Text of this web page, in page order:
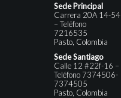
Sede Principal
Carrera 20A 14-54
– Teléfono
7216535
Pasto, Colombia
Sede Santiago
Calle 12 #22f-16 –
Teléfono 7374506-
7374505
Pasto, Colombia